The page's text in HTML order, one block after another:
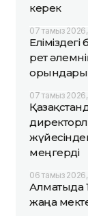
керек
07 тамыз 2026,
рет
орындары
07 тамыз
меңгерді
06 тамыз 2026,
Алматыда
жаңа